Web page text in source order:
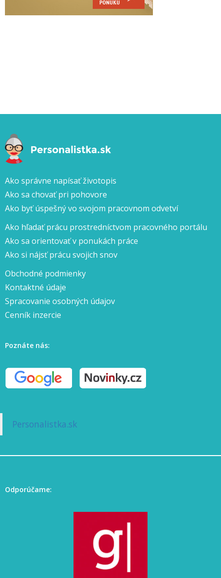
Ako správne napísať životopis
Ako sa chovať pri pohovore
Ako byť úspešný vo svojom pracovnom odvetví
Ako hľadať prácu prostredníctvom pracovného portálu
Ako sa orientovať v ponukách práce
Ako si nájsť prácu svojich snov
Obchodné podmienky
Kontaktné údaje
Spracovanie osobných údajov
Cenník inzercie
Poznáte nás:
Personalistka.sk
Odporúčame: